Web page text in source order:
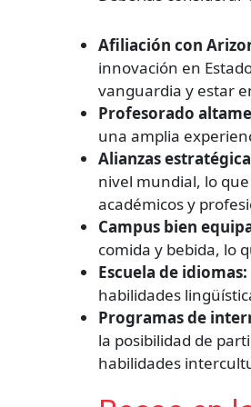
Afiliación con
innovación en
vanguardia y estar
Profesorado
una amplia
Alianzas
nivel mundial, lo
académicos y
Campus bien
comida y bebida, lo
Escuela de idiomas:
habilidades
Programas de
la posibilidad de
habilidades